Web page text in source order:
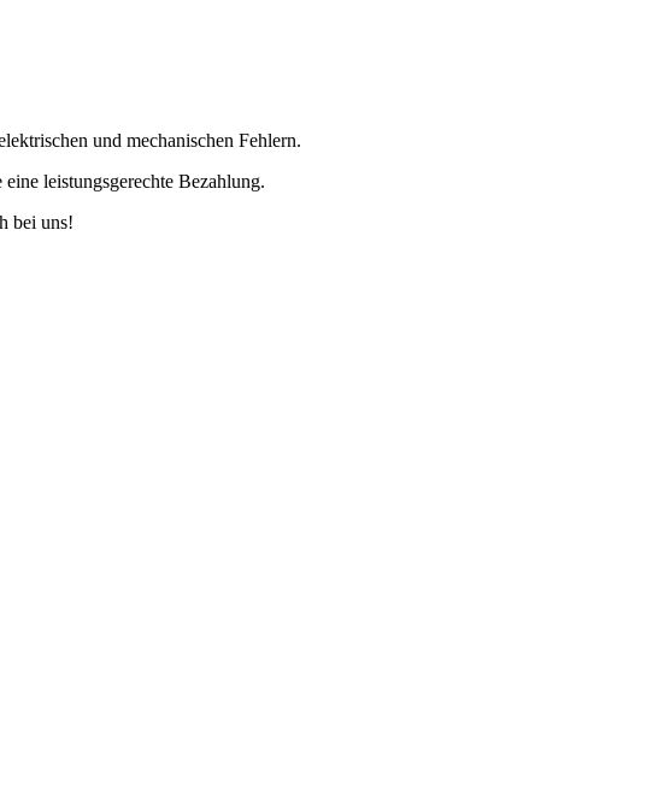
und mechanischen Fehlern.
leistungsgerechte Bezahlung.
bei uns!